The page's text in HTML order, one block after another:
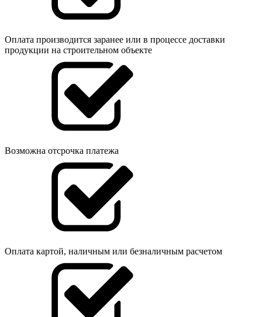
Оплата производится заранее или в процессе доставки
продукции на строительном объекте
Возможна отсрочка платежа
Оплата картой, наличным или безналичным расчетом